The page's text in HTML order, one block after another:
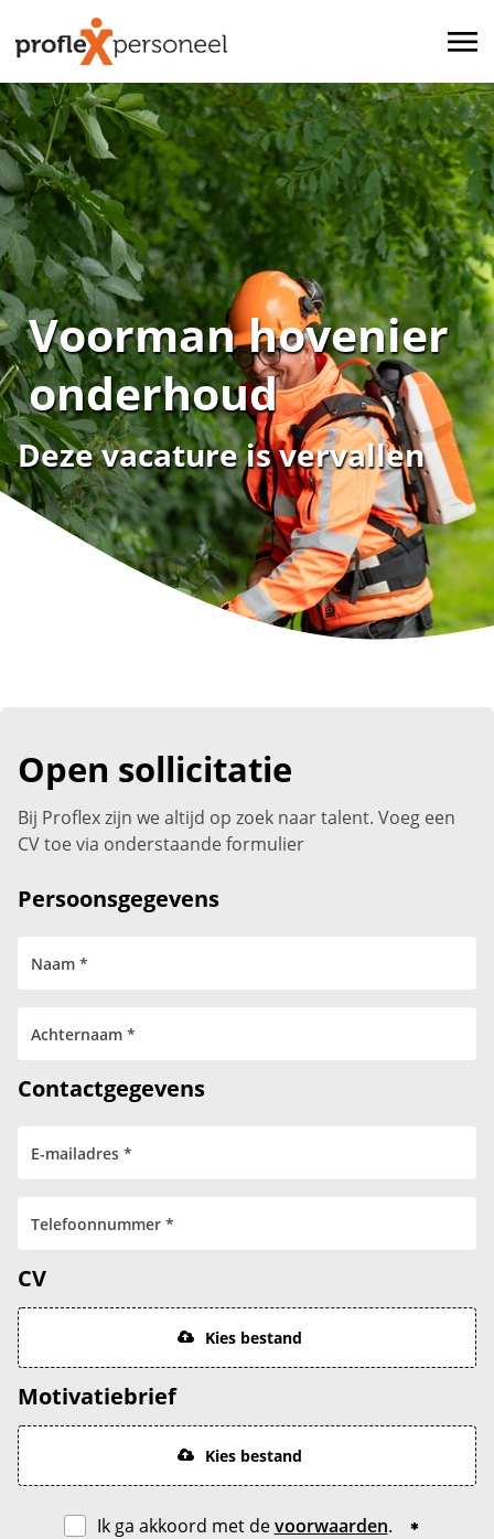
Voorman hovenier
onderhoud
Deze vacature is vervallen
Open sollicitatie
Bij Proflex zijn we altijd op zoek naar talent. Voeg een
CV toe via onderstaande formulier
Persoonsgegevens
Contactgegevens
CV
Kies bestand
Motivatiebrief
Kies bestand
Ik ga akkoord met devoorwaarden.